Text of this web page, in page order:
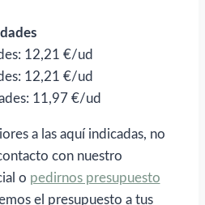
12,21 €/ud
12,21 €/ud
11,97 €/ud
a las aquí indicadas, no
con nuestro
o pedirnos presupuesto
el presupuesto a tus